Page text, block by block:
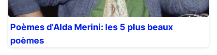
Poèmes d'Alda Merini: les 5 plus beaux
poèmes